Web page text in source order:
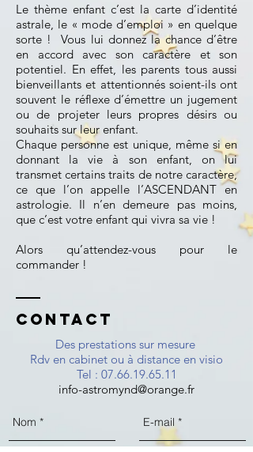
Le thème enfant c’est la carte d’identité
astrale, le « mode d’emploi » en quelque
sorte ! Vous lui donnez la chance d’être
en accord avec son caractère et son
potentiel. En effet, les parents tous aussi
bienveillants et attentionnés soient-ils ont
souvent le réflexe d’émettre un jugement
ou de projeter leurs propres désirs ou
souhaits sur leur enfant.
Chaque personne est unique, même si en
donnant la vie à son enfant, on lui
transmet certains traits de notre caractère,
ce que l’on appelle l’ASCENDANT en
astrologie. Il n’en demeure pas moins,
que c’est votre enfant qui vivra sa vie !
Alors qu’attendez-vous pour le
commander !
Contact
Des prestations sur mesure
Rdv en cabinet ou à distance en visio
Tel : 07.66.19.65.11
info-astromynd@orange.fr